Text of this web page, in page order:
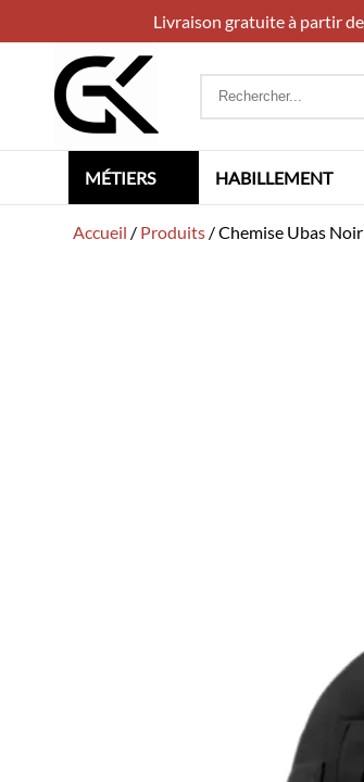
Livraison gratuite à partir
Rechercher
MÉTIERS HABILLEMENT
Accueil / Produits /Chemise Ubas